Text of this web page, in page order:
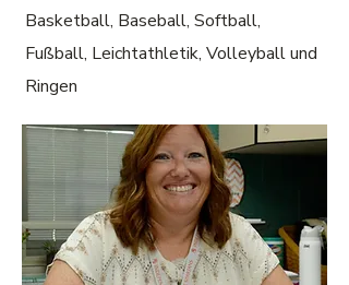
Basketball, Baseball, Softball,
Fußball, Leichtathletik, Volleyball und
Ringen